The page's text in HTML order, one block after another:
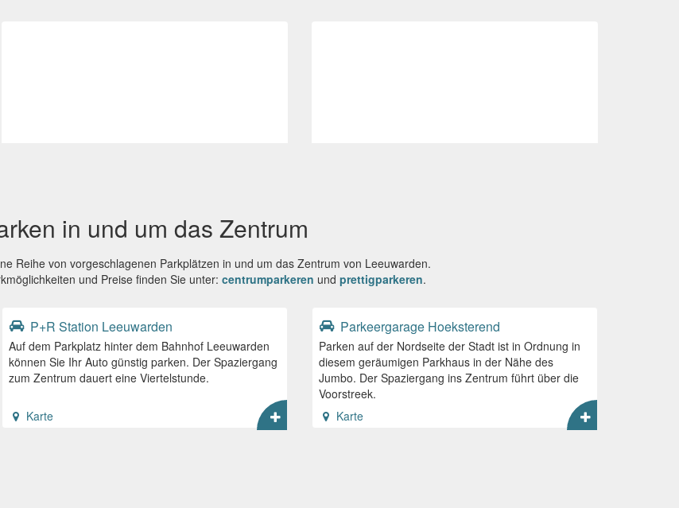
in und um das Zentrum
Reihe von vorgeschlagenen Parkplätzen in und um das Zentrum von Leeuwarden.
und Preise finden Sie unter: centrumparkeren und prettigparkeren.
P+R Station Leeuwarden
Auf dem Parkplatz hinter dem Bahnhof Leeuwarden
können Sie Ihr Auto günstig parken. Der Spaziergang
zum Zentrum dauert eine Viertelstunde.
Karte
Parkeergarage Hoeksterend
Parken auf der Nordseite der Stadt ist in Ordnung in
diesem geräumigen Parkhaus in der Nähe des
Jumbo. Der Spaziergang ins Zentrum führt über die
Voorstreek.
Karte